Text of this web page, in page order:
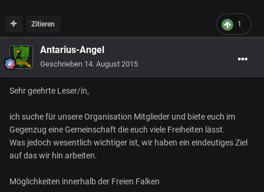
1
Zitieren
Antarius-Angel
Geschrieben 14. August 2015
Sehr geehrte Leser/in,
ich suche für unsere Organisation Mitglieder und biete euch im
Gegenzug eine Gemeinschaft die euch viele Freiheiten lässt.
Was jedoch wesentlich wichtiger ist, wir haben ein eindeutiges Ziel
auf das wir hin arbeiten.
Möglichkeiten innerhalb der Freien Falken